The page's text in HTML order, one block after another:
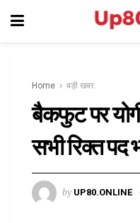
Home बड़ी खबर
बैकफुट पर
सभी रिक्त पद
by UP80.ONLINE